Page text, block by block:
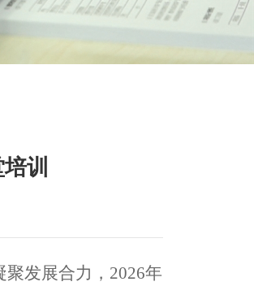
训
发展合力，2026年